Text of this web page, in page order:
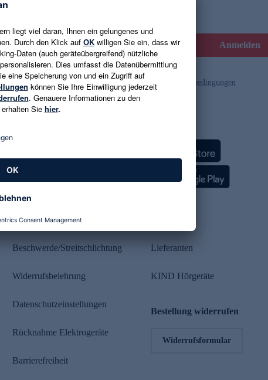
E-Mail-Adresse eingeben Anmelden
Es gelten die Datenschutzrichtlinien und die Gutscheinbedingungen
Rechtliches
Beschwerde/Streitschlichtung
Widerrufsbelehrung
Datenschutzeinstellungen
Rücknahme Elektrogeräte
Barrierefreiheit
Lieferanten
KIND Hörgeräte
Bestellung widerrufen
Widerrufsformular